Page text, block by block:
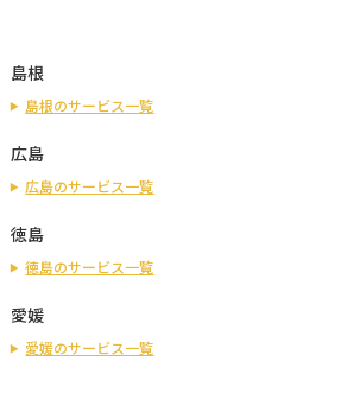
島根
島根のサービス一覧
広島
広島のサービス一覧
徳島
徳島のサービス一覧
愛媛
愛媛のサービス一覧